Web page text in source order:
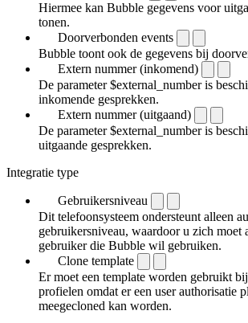
Hiermee kan Bubble gegevens voor
tonen.
Doorverbonden events
Bubble toont ook de gegevens bij
Extern nummer (inkomend)
De parameter $external_number is
inkomende gesprekken.
Extern nummer (uitgaand)
De parameter $external_number is
uitgaande gesprekken.
Integratie type
Gebruikersniveau
Dit telefoonsysteem ondersteunt alleen
gebruikersniveau, waardoor u zich moet
gebruiker die Bubble wil gebruiken.
Clone template
Er moet een template worden gebruikt
profielen omdat er een user authorisatie
meegecloned kan worden.